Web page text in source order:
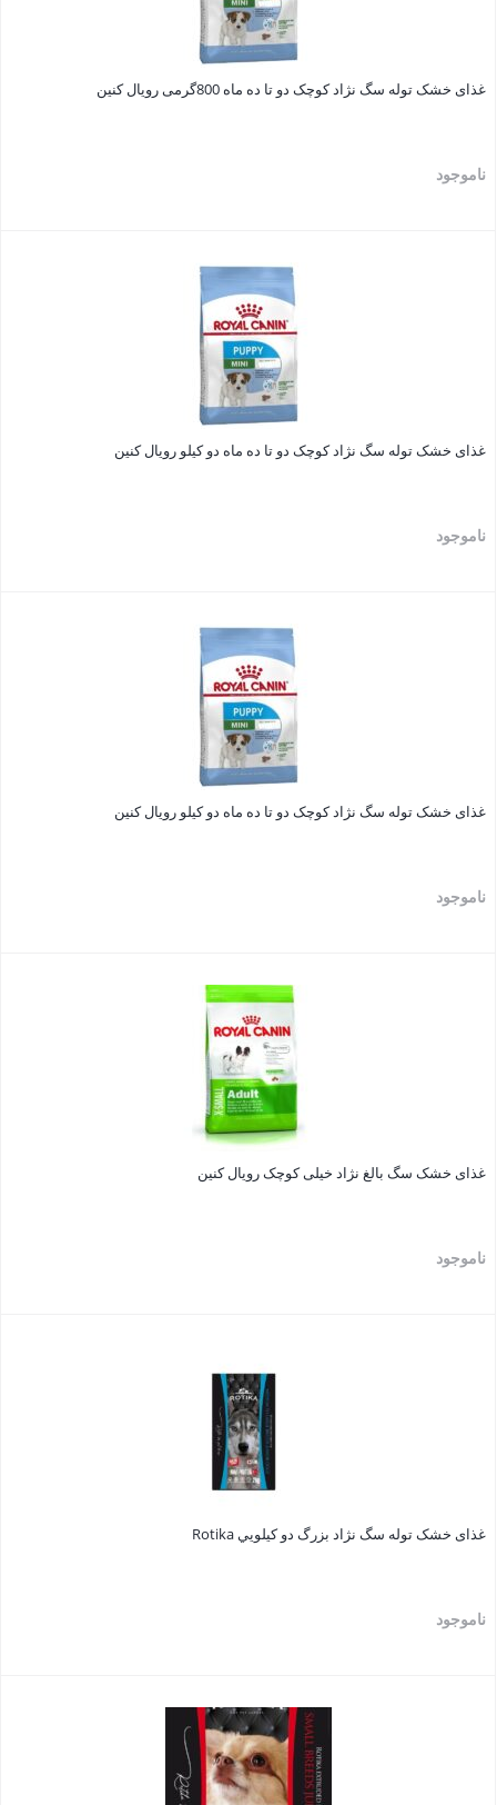
غذای خشک توله سگ نژاد کوچک دو تا ده ماه 800گرمی رویال کنین
ناموجود
غذای خشک توله سگ نژاد کوچک دو تا ده ماه دو کیلو رویال کنین
ناموجود
غذای خشک توله سگ نژاد کوچک دو تا ده ماه دو کیلو رویال کنین
ناموجود
غذای خشک سگ بالغ نژاد خیلی کوچک رویال کنین
ناموجود
غذای خشک توله سگ نژاد بزرگ دو کيلويي Rotika
ناموجود